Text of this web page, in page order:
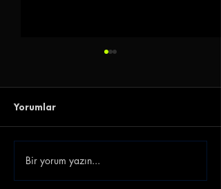
Gençlerbirliği Gökhan
Akkan'ı Renklerine
Yorumlar
Bir yorum yazın...